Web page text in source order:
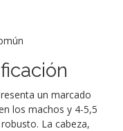
un marcado
los machos y 4-5,5
La cabeza,